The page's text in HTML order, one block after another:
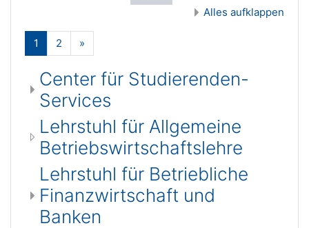
Alles aufklappen
1 (aktuell)
2 »
Center für Studierenden-
Services
Lehrstuhl für Allgemeine
Betriebswirtschaftslehre
Lehrstuhl für Betriebliche
Finanzwirtschaft und
Banken